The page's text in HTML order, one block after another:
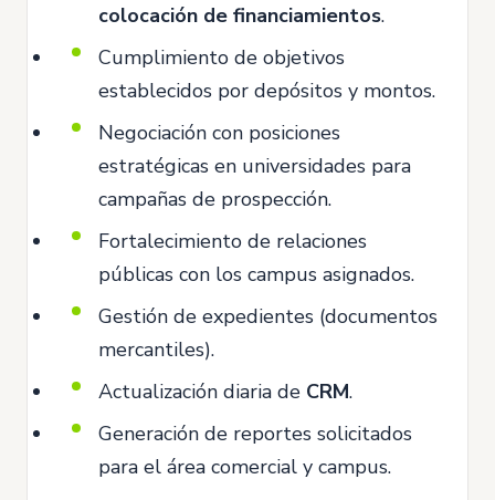
colocación de financiamientos.
Cumplimiento de objetivos
establecidos por depósitos y montos.
Negociación con posiciones
estratégicas en universidades para
campañas de prospección.
Fortalecimiento de relaciones
públicas con los campus asignados.
Gestión de expedientes (documentos
mercantiles).
Actualización diaria de CRM.
Generación de reportes solicitados
para el área comercial y campus.